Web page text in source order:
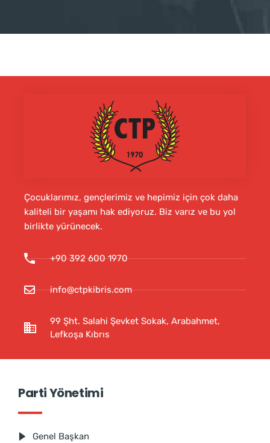
Çocuklarımız, gençlerimiz ve hepimiz için çok daha
kaliteli bir yaşamı hak ediyoruz. Biz varız ve bu yol
birlikte yürünecek.
+90 392 600 1970
info@ctpkibris.com
99 Şht. Salahi Şevket Sokak, Arabahmet,
Lefkoşa Kıbrıs
Parti Yönetimi
Genel Başkan